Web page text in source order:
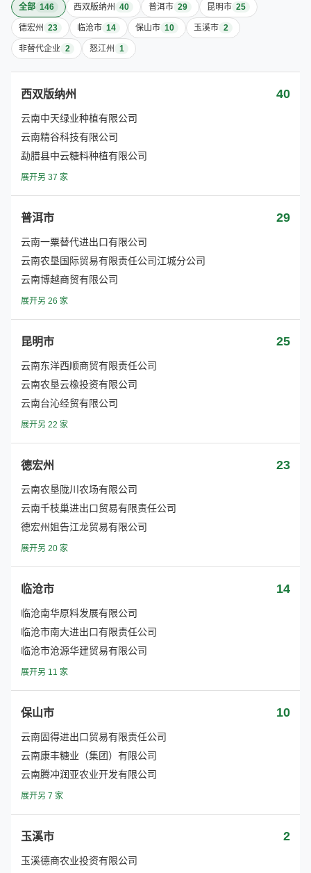
全部 146 西双版纳州 40 普洱市 29 昆明市 25
德宏州 23 临沧市 14 保山市 10 玉溪市 2
非替代企业 2 怒江州 1
西双版纳州 40
云南中天绿业种植有限公司
云南精谷科技有限公司
勐腊县中云糖料种植有限公司
展开另 37 家
普洱市 29
云南一粟替代进出口有限公司
云南农垦国际贸易有限责任公司江城分公司
云南博越商贸有限公司
展开另 26 家
昆明市 25
云南东洋西顺商贸有限责任公司
云南农垦云橡投资有限公司
云南台沁经贸有限公司
展开另 22 家
德宏州 23
云南农垦陇川农场有限公司
云南千枝巢进出口贸易有限责任公司
德宏州姐告江龙贸易有限公司
展开另 20 家
临沧市 14
临沧南华原料发展有限公司
临沧市南大进出口有限责任公司
临沧市沧源华建贸易有限公司
展开另 11 家
保山市 10
云南固得进出口贸易有限责任公司
云南康丰糖业（集团）有限公司
云南腾冲润亚农业开发有限公司
展开另 7 家
玉溪市 2
玉溪德商农业投资有限公司